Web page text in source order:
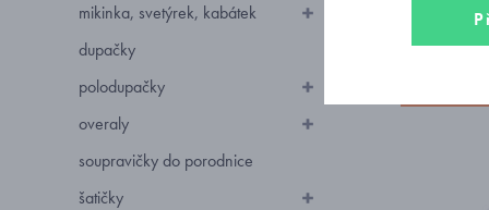
mikinka, svetýrek, kabátek
dupačky
polodupačky
overaly
soupravičky do porodnice
šatičky